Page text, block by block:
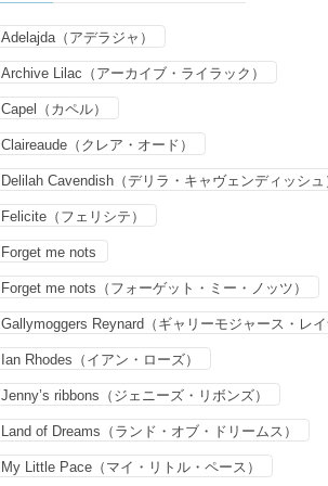
Adelajda（アデラジャ）
Archive Lilac（アーカイブ・ライラック）
Capel（カペル）
Claireaude（クレア・オード）
Delilah Cavendish（デリラ・キャヴェンディッシュ
Felicite（フェリシテ）
Forget me nots
Forget me nots（フォーゲット・ミー・ノッツ）
Gallymoggers Reynard（ギャリーモジャース・レイ
Ian Rhodes（イアン・ローズ）
Jenny’s ribbons（ジェニーズ・リボンズ）
Land of Dreams（ランド・オブ・ドリームス）
My Little Pace（マイ・リトル・ペース）